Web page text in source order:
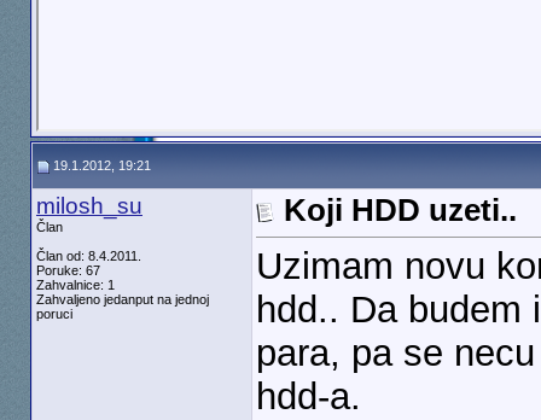
19.1.2012, 19:21
milosh_su
Član
Član od: 8.4.2011.
Poruke: 67
Zahvalnice: 1
Zahvaljeno jedanput na jednoj
poruci
Koji HDD uzeti..
Uzimam novu
hdd.. Da budem
para, pa se
hdd-a.